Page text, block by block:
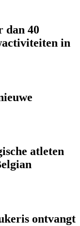
dan 40
in
atleten
ontvangt